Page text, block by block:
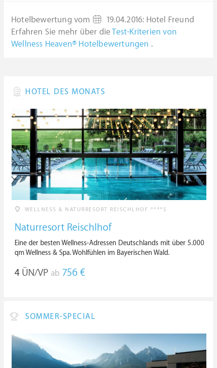
Hotelbewertung vom 19.04.2016: Hotel Freund
Erfahren Sie mehr über dieTest-Kriterien von
Wellness Heaven® Hotelbewertungen .
HOTEL DES MONATS
WELLNESS & NATURRESORT REISCHLHOF ****S
Naturresort Reischlhof
Eine der besten Wellness-Adressen Deutschlands mit über 5.000
qm Wellness & Spa. Wohlfühlen im Bayerischen Wald.
4 ÜN/VP ab 756 €
SOMMER-SPECIAL